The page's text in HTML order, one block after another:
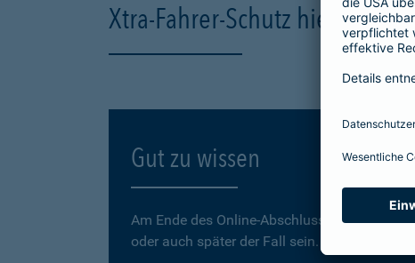
Xtra-Fahrer-Schutz hier
Gut zu wissen
Am Ende des Online-Abschlusses können
oder auch später der Fall sein.